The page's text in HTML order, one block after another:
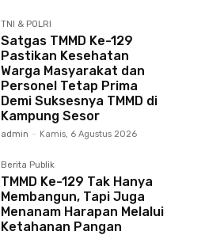
TNI & POLRI
Satgas TMMD Ke-129
Pastikan Kesehatan
Warga Masyarakat dan
Personel Tetap Prima
Demi Suksesnya TMMD di
Kampung Sesor
admin - Kamis, 6 Agustus 2026
Berita Publik
TMMD Ke-129 Tak Hanya
Membangun, Tapi Juga
Menanam Harapan Melalui
Ketahanan Pangan